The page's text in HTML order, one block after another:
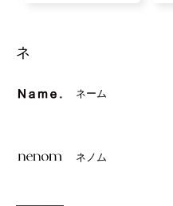
ネ
ネーム
ネノム